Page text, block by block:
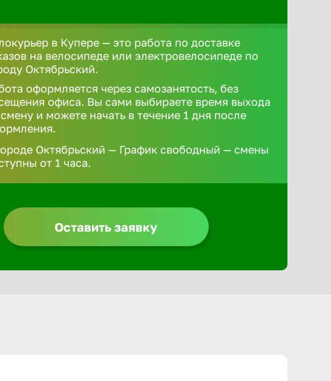
в Купере — это работа по доставке
на велосипеде или электровелосипеде по
Октябрьский.
оформляется через самозанятость, без
офиса. Вы сами выбираете время выхода
и можете начать в течение 1 дня после
Октябрьский — График свободный — смены
от 1 часа.
Оставить заявку